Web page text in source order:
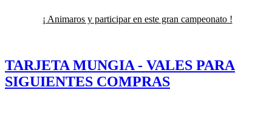
¡ Animaros y participar en este gran campeonato !
TARJETA MUNGIA - VALES PARA
SIGUIENTES COMPRAS